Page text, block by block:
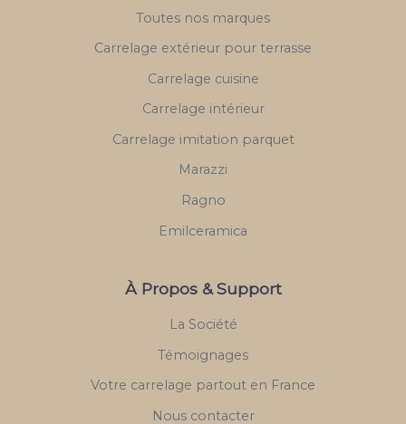
Toutes nos marques
Carrelage extérieur pour terrasse
Carrelage cuisine
Carrelage intérieur
Carrelage imitation parquet
Marazzi
Ragno
Emilceramica
À Propos & Support
La Société
Témoignages
Votre carrelage partout en France
Nous contacter